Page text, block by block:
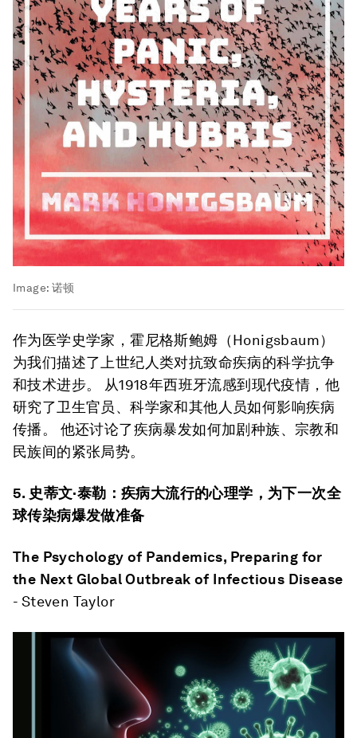
Image: 诺顿
作为医学史学家，霍尼格斯鲍姆（Honigsbaum）
为我们描述了上世纪人类对抗致命疾病的科学抗争
和技术进步。 从1918年西班牙流感到现代疫情，他
研究了卫生官员、科学家和其他人员如何影响疾病
传播。 他还讨论了疾病暴发如何加剧种族、宗教和
民族间的紧张局势。
5. 史蒂文·泰勒：疾病大流行的心理学，为下一次全
球传染病爆发做准备
The Psychology of Pandemics, Preparing for
the Next Global Outbreak of Infectious Disease
- Steven Taylor